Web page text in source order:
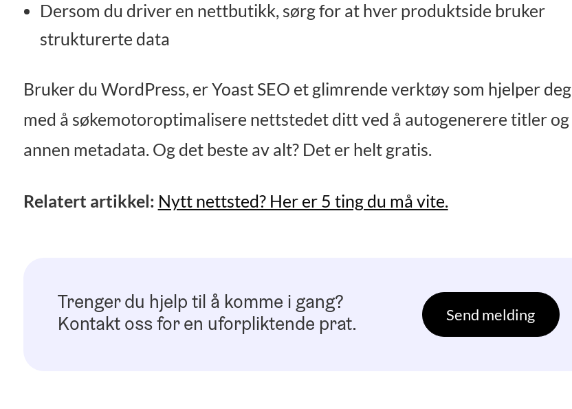
Dersom du driver en nettbutikk, sørg for at hver produktside bruker
strukturerte data
Bruker du WordPress, er Yoast SEO et glimrende verktøy som hjelper deg
med å søkemotoroptimalisere nettstedet ditt ved å autogenerere titler og
annen metadata. Og det beste av alt? Det er helt gratis.
Relatert artikkel: Nytt nettsted? Her er 5 ting du må vite.
Trenger du hjelp til å komme i gang?
Kontakt oss for en uforpliktende prat.
Send melding